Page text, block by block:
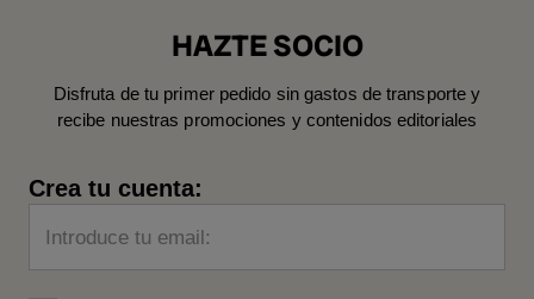
HAZTE SOCIO
Disfruta de tu primer pedido sin gastos de transporte y
recibe nuestras promociones y contenidos editoriales
Crea tu cuenta:
Introduce tu email: